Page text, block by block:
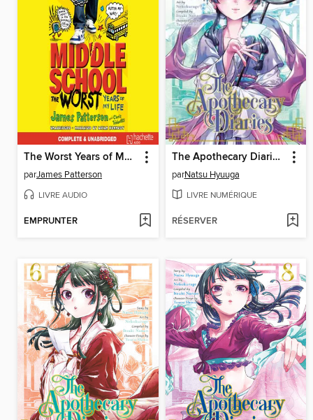
The Worst Years of My Life
parJames Patterson
LIVRE AUDIO
EMPRUNTER
The Apothecary Diaries, Volume 10
parNatsu Hyuuga
LIVRE NUMÉRIQUE
RÉSERVER